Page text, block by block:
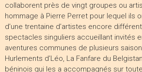
collaborent près de vingt groupes ou
hommage à Pierre Perret pour lequel ils
d’une trentaine d’artistes encore
spectacles singuliers accueillant invités
aventures communes de plusieurs
Hurlements d’Léo, La Fanfare du
béninois qui les a accompagnés sur